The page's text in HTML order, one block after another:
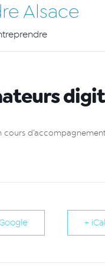
Alsace
+